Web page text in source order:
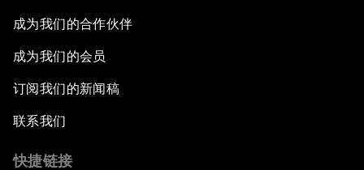
成为我们的合作伙伴
成为我们的会员
订阅我们的新闻稿
联系我们
快捷链接